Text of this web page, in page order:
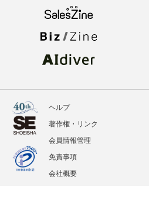
ヘルプ
著作権・リンク
会員情報管理
免責事項
会社概要